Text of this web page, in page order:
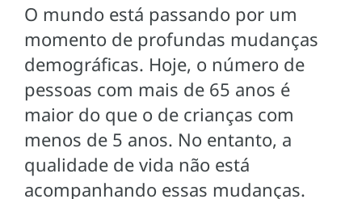
O mundo está passando por um
momento de profundas mudanças
demográficas. Hoje, o número de
pessoas com mais de 65 anos é
maior do que o de crianças com
menos de 5 anos. No entanto, a
qualidade de vida não está
acompanhando essas mudanças.